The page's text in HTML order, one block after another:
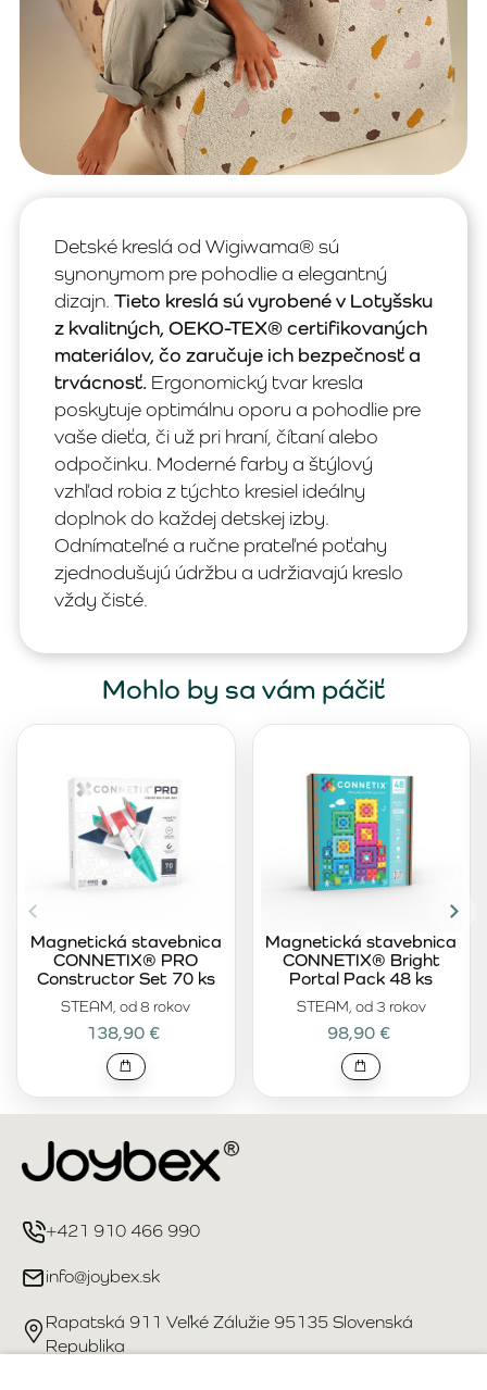
Detské kreslá od Wigiwama® sú
synonymom pre pohodlie a elegantný
dizajn. Tieto kreslá sú vyrobené v Lotyšsku
z kvalitných, OEKO-TEX® certifikovaných
materiálov, čo zaručuje ich bezpečnosť a
trvácnosť. Ergonomický tvar kresla
poskytuje optimálnu oporu a pohodlie pre
vaše dieťa, či už pri hraní, čítaní alebo
odpočinku. Moderné farby a štýlový
vzhľad robia z týchto kresiel ideálny
doplnok do každej detskej izby.
Odnímateľné a ručne prateľné poťahy
zjednodušujú údržbu a udržiavajú kreslo
vždy čisté.
Mohlo by sa vám páčiť
STEAM, od 8 rokov
Magnetická stavebnica
CONNETIX® PRO
Constructor Set 70 ks
138,90 €
STEAM, od 3 rokov
Magnetická stavebnica
CONNETIX® Bright
Portal Pack 48 ks
98,90 €
+421 910 466 990
info@joybex.sk
Rapatská 911 Veľké Zálužie 95135 Slovenská
Republika